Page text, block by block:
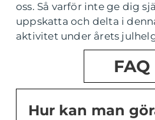
oss. Så varför inte ge dig
uppskatta och delta i
aktivitet under årets
FAQ
Hur kan man